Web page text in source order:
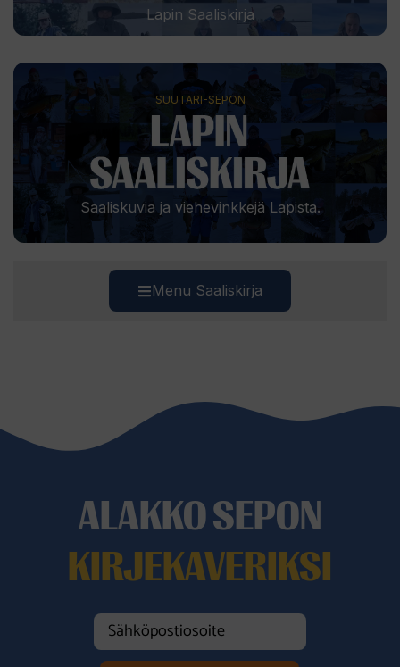
Lapin Saaliskirja
SUUTARI-SEPON
Saaliskuvia ja viehevinkkejä Lapista.
Menu Saaliskirja
ALAKKO SEPON
KIRJEKAVERIKSI